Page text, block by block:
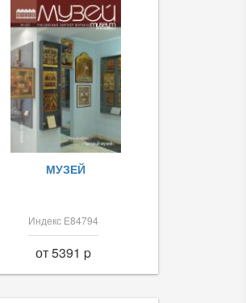
МУЗЕЙ
Индекс Е84794
от 5391 p